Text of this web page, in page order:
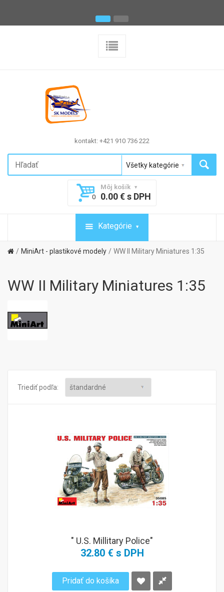
kontakt: +421 910 736 222
Môj košík
0
0.00 € s DPH
Kategórie
MiniArt - plastikové modely WW II Military Miniatures 1:35
WW II Military Miniatures 1:35
Triediť podľa:
" U.S. Millitary Police"
32.80 € s DPH
Pridať do košíka